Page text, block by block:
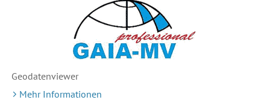
Geodatenviewer
Mehr Informationen